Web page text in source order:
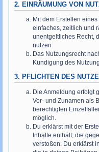
2. EINRÄUMUNG VON
Mit dem Erstellen
einfaches, zeitlich und
unentgeltliches Recht,
nutzen.
Das Nutzungsrecht
Kündigung des
3. PFLICHTEN DES
Die Anmeldung erfolgt
Vor- und Zunamen als
berechtigten
möglich.
Du erklärst mit der
Inhalte enthält, die
verstoßen. Du erklärst